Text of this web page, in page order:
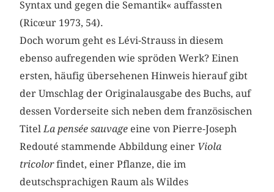
Syntax und gegen die Semantik« auffassten
(Ricœur 1973, 54).
Doch worum geht es Lévi-Strauss in diesem
ebenso aufregenden wie spröden Werk? Einen
ersten, häufig übersehenen Hinweis hierauf gibt
der Umschlag der Originalausgabe des Buchs, auf
dessen Vorderseite sich neben dem französischen
TitelLa pensée sauvage eine von Pierre-Joseph
Redouté stammende Abbildung einer Viola
tricolorfindet, einer Pflanze, die im
deutschsprachigen Raum als Wildes